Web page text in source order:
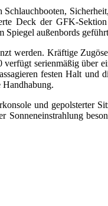
Deck der GFK-
Spiegel außenbords
werden. Kräftige
serienmäßig über
festen Halt und
und gepolsterter